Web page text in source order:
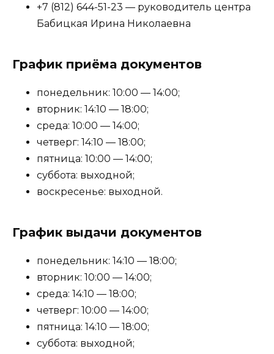
+7 (812) 644-51-23 — руководитель центра
Бабицкая Ирина Николаевна
График приёма документов
понедельник: 10:00 — 14:00;
вторник: 14:10 — 18:00;
среда: 10:00 — 14:00;
четверг: 14:10 — 18:00;
пятница: 10:00 — 14:00;
суббота: выходной;
воскресенье: выходной.
График выдачи документов
понедельник: 14:10 — 18:00;
вторник: 10:00 — 14:00;
среда: 14:10 — 18:00;
четверг: 10:00 — 14:00;
пятница: 14:10 — 18:00;
суббота: выходной;